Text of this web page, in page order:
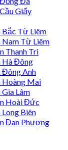
Giấy
Bắc Từ Liêm
Nam Từ Liêm
Thanh Trì
Hà Đông
Đông Anh
Hoàng Mai
Lâm
Hoài Đức
Biên
Đan Phượng